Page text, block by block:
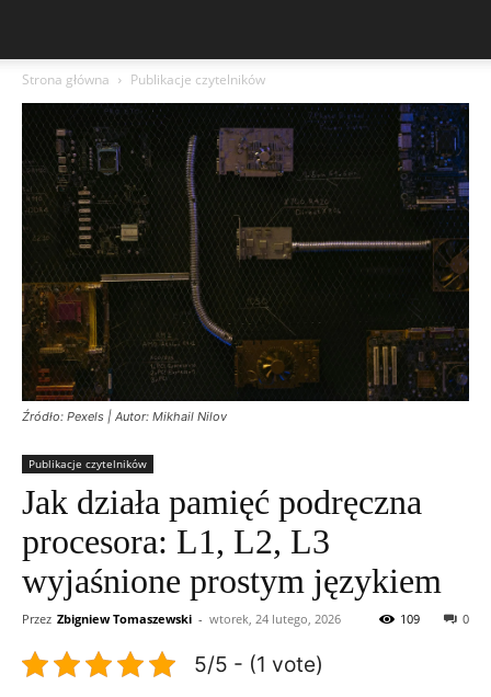
Strona główna Publikacje czytelników
Źródło: Pexels | Autor: Mikhail Nilov
Publikacje czytelników
Jak działa pamięć podręczna
procesora: L1, L2, L3
wyjaśnione prostym językiem
Przez Zbigniew Tomaszewski - wtorek, 24 lutego, 2026 0
109
5/5 - (1 vote)